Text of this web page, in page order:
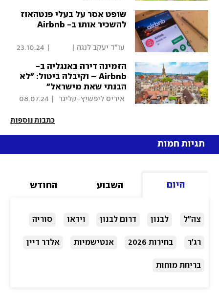
שופט אסר על בעלי פנטהאוז
להשכיר אותו ב- Airbnb
23.10.24
הזמינה דירה באנגליה ב-
Airbnb – וקיבלה ביטול: "לא
הבנתי שאת מישראל"
איריס ליפשיץ-קליגר 08.07.24
כתבות נוספות
תגיות חמות
היום השבוע החודש
צה"ל לבנון דרום לבנון וידאו סוריה
רג'ר בחירות 2026 אנטישמיות אלדר דיין
בריחת מוחות